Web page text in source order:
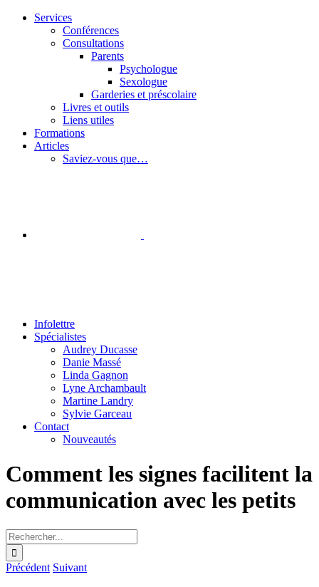
Passer
Services
Conférences
Consultations
Parents
Psychologue
Sexologue
Garderies et préscolaire
Livres et outils
Liens utiles
Formations
Articles
Saviez-vous que…
Infolettre
Spécialistes
Audrey Ducasse
Danie Massé
Linda Gagnon
Lyne Archambault
Martine Landry
Sylvie Garceau
Contact
Nouveautés
Comment les signes facilitent la
communication avec les petits
Rechercher:
Précédent Suivant